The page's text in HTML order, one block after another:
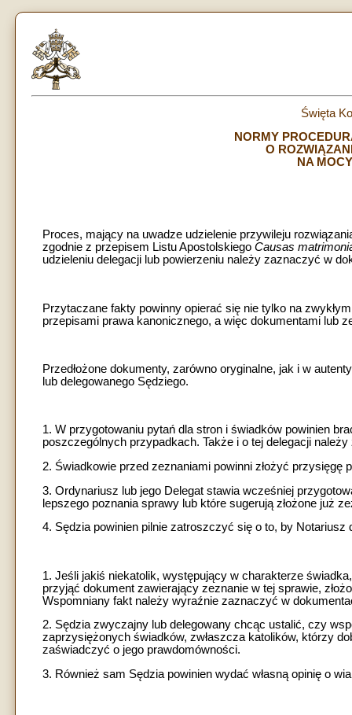
Święta
NORMY
O
NA
Proces, mający na uwadze udzielenie przywileju
zgodnie z przepisem Listu Apostolskiego Causas
udzieleniu delegacji lub powierzeniu należy zaznaczyć w
Przytaczane fakty powinny opierać się nie tylko na
przepisami prawa kanonicznego, a więc dokumentami lub
Przedłożone dokumenty, zarówno oryginalne, jak i w
lub delegowanego Sędziego.
1. W przygotowaniu pytań dla stron i świadków powinien
poszczególnych przypadkach. Także i o tej delegacji
2. Świadkowie przed zeznaniami powinni złożyć przysięgę
3. Ordynariusz lub jego Delegat stawia wcześniej
lepszego poznania sprawy lub które sugerują złożone już
4. Sędzia powinien pilnie zatroszczyć się o to, by Notariusz
1. Jeśli jakiś niekatolik, występujący w charakterze
przyjąć dokument zawierający zeznanie w tej sprawie,
Wspomniany fakt należy wyraźnie zaznaczyć w
2. Sędzia zwyczajny lub delegowany chcąc ustalić, czy
zaprzysiężonych świadków, zwłaszcza katolików, którzy
zaświadczyć o jego prawdomówności.
3. Również sam Sędzia powinien wydać własną opinię o